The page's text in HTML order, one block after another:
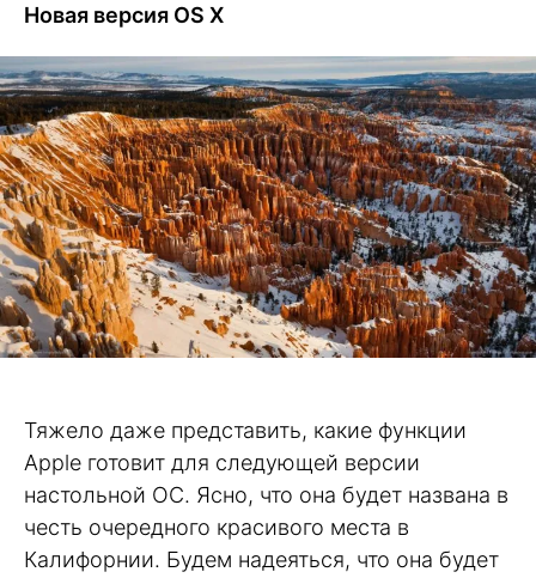
Новая версия OS X
Тяжело даже представить, какие функции
Apple готовит для следующей версии
настольной ОС. Ясно, что она будет названа в
честь очередного красивого места в
Калифорнии. Будем надеяться, что она будет